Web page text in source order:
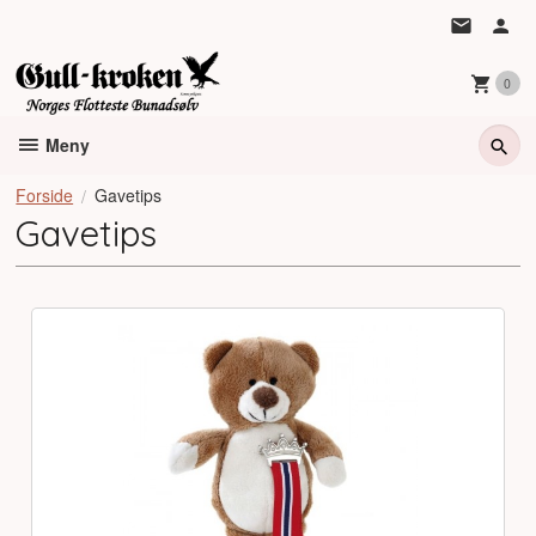
innholdet
0
Meny
Forside Gavetips
Gavetips